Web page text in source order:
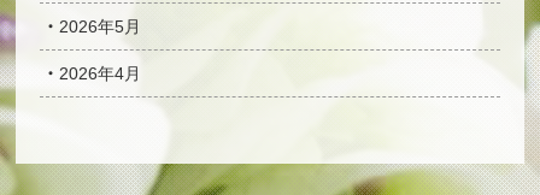
2026年5月
2026年4月